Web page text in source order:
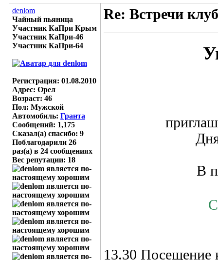
denlom
Чайный пьяница
Участник КаПри Крым
Участник КаПри-46
Участник КаПри-64
Регистрация: 01.08.2010
Адрес: Орел
Возраст: 46
Пол: Мужской
Автомобиль: Гранта
Сообщений: 1,175
Сказал(а) спасибо: 9
Поблагодарили 26
раз(а) в 24 сообщениях
Вес репутации: 18
Re: Встречи
В
13.30 Посещение